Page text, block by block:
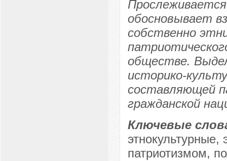
обосновывает
собственно
обществе.
историко-
составляющей
гражданской
Ключевые
этнокультурные,
патриотизмом,